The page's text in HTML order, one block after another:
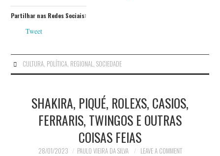
Partilhar nas Redes Sociais:
Tweet
CULTURA, POLÍTICA, REGIONAL, SOCIEDADE
SHAKIRA, PIQUÉ, ROLEXS, CASIOS,
FERRARIS, TWINGOS E OUTRAS
COISAS FEIAS
28/01/2023 PAULO VIEIRA DA SILVA LEAVE A COMMENT